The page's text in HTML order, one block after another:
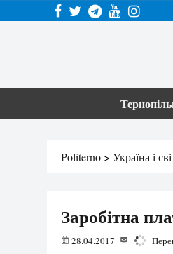
Politerno > Україна і
Заробітна
28.04.2017 1970